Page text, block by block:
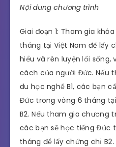
Nội dung chương trình
Giai đoạn 1: Tham gia
tháng tại Việt Nam để lấy
hiểu và rèn luyện lối sống,
cách của người Đức. Nếu
du học nghề B1, các bạn
Đức trong vòng 6 tháng
B2. Nếu tham gia chương
các bạn sẽ học tiếng Đức
tháng để lấy chứng chỉ B2.